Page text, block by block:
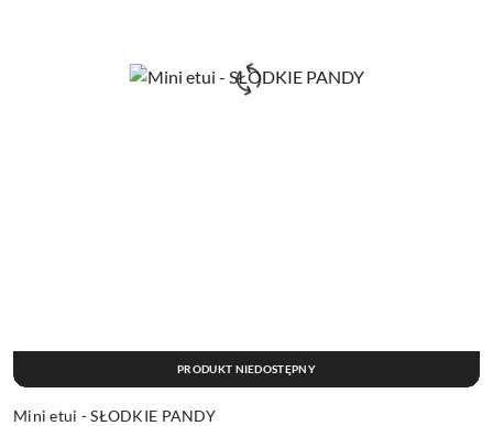
Mini etui - SŁODKIE PANDY
PRODUKT NIEDOSTĘPNY